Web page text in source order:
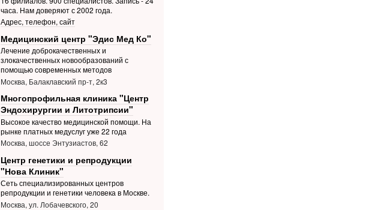
часа. Нам доверяют с 2002 года.
Адрес, телефон, сайт
Медицинский центр "Эдис Мед Ко"
Лечение доброкачественных и
злокачественных новообразований с
помощью современных методов
Москва, Балаклавский пр-т, 2к3
Многопрофильная клиника "Центр
Эндохирургии и Литотрипсии"
Высокое качество медицинской помощи. На
рынке платных медуслуг уже 22 года
Москва, шоссе Энтузиастов, 62
Центр генетики и репродукции
"Нова Клиник"
Сеть специализированных центров
репродукции и генетики человека в Москве.
Москва, ул. Лобачевского, 20